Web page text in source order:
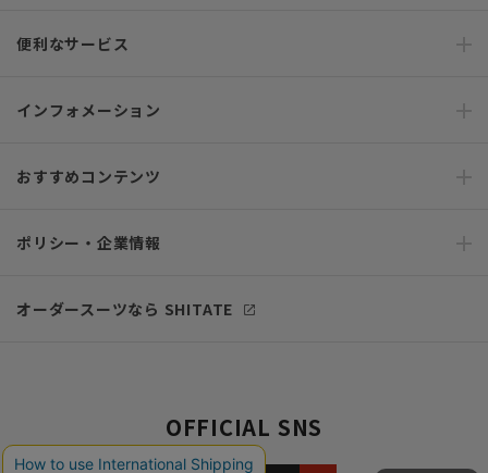
便利なサービス
インフォメーション
おすすめコンテンツ
ポリシー・企業情報
オーダースーツなら SHITATE
OFFICIAL SNS